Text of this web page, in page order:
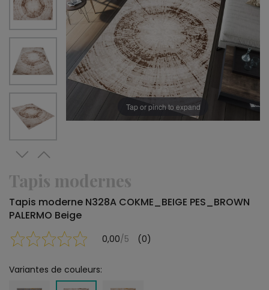
Tap or pinch to expand
Tapis modernes
Tapis moderne N328A COKME_BEIGE PES_BROWN
PALERMO Beige
0,00/5 (0)
Variantes de couleurs: